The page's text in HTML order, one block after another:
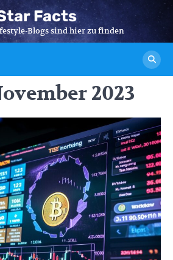
Facts
Blogs sind hier zu finden
2023